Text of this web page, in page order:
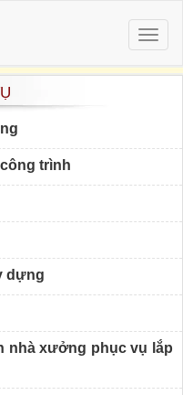
trình
dựng
nhà xưởng phục vụ lắp